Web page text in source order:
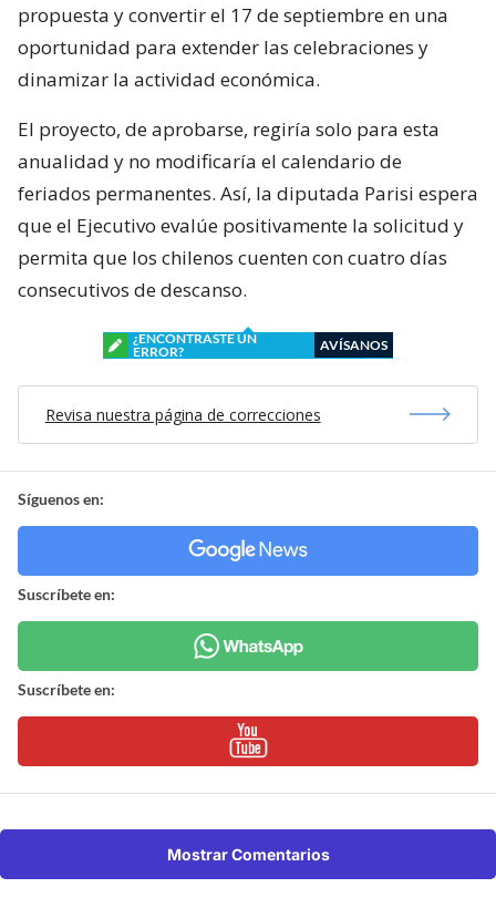
propuesta y convertir el 17 de septiembre en una
oportunidad para extender las celebraciones y
dinamizar la actividad económica.
El proyecto, de aprobarse, regiría solo para esta
anualidad y no modificaría el calendario de
feriados permanentes. Así, la diputada Parisi espera
que el Ejecutivo evalúe positivamente la solicitud y
permita que los chilenos cuenten con cuatro días
consecutivos de descanso.
¿ENCONTRASTE UN
ERROR?
AVÍSANOS
Revisa nuestra página de correcciones
Síguenos en:
Suscríbete en:
Suscríbete en:
Mostrar Comentarios